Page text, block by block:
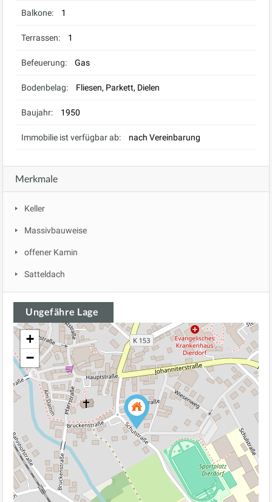
Balkone: 1
Terrassen: 1
Befeuerung: Gas
Bodenbelag: Fliesen, Parkett, Dielen
Baujahr: 1950
Immobilie ist verfügbar ab: nach Vereinbarung
Merkmale
Keller
Massivbauweise
offener Kamin
Satteldach
Ungefähre Lage
+
−